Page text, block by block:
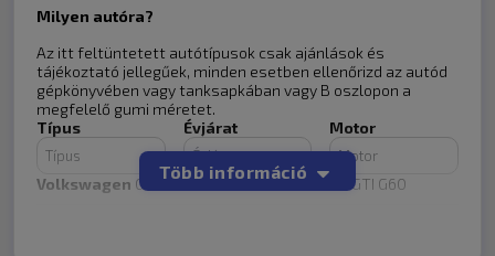
Fantázia név:
Üzemanyag:
Nedves tapadás:
Gördülési zaj:
70 dB
Árkategória:
Gazdaságos
Milyen autóra?
Az itt feltüntetett autótípusok csak ajánlások és
tájékoztató jellegűek, minden esetben ellenőrizd az autód
gépkönyvében vagy tanksapkában vagy B oszlopon a
megfelelő gumi méretet.
Típus
Évjárat Motor
Volkswagen Golf 1990-1991 1.8 GTI G60
Több információ